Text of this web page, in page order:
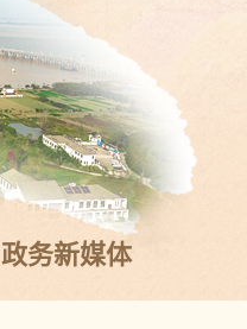
政务新媒体